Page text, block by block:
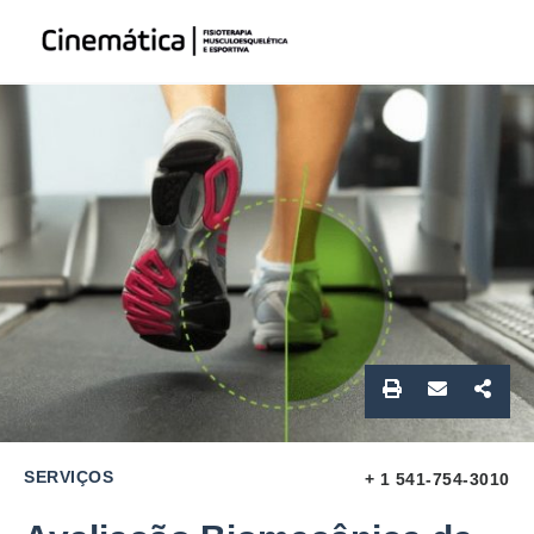
SERVIÇOS + 1 541-754-3010